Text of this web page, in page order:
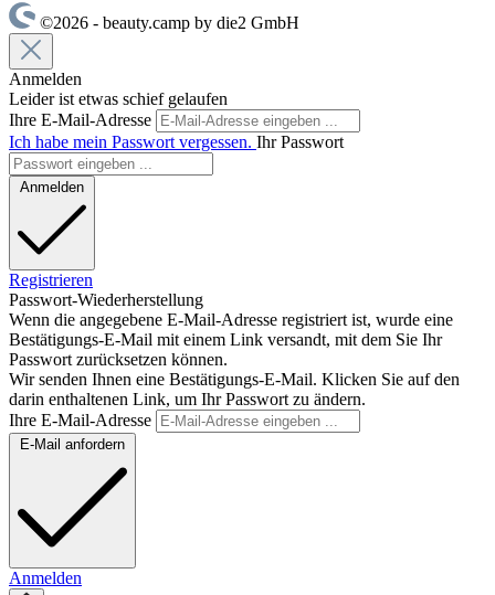
©2026 - beauty.camp by die2 GmbH
Anmelden
Leider ist etwas schief gelaufen
Ihre E-Mail-Adresse
Ich habe mein Passwort vergessen. Ihr Passwort
Anmelden
Registrieren
Passwort-Wiederherstellung
Wenn die angegebene E-Mail-Adresse registriert ist, wurde eine
Bestätigungs-E-Mail mit einem Link versandt, mit dem Sie Ihr
Passwort zurücksetzen können.
Wir senden Ihnen eine Bestätigungs-E-Mail. Klicken Sie auf den
darin enthaltenen Link, um Ihr Passwort zu ändern.
Ihre E-Mail-Adresse
E-Mail anfordern
Anmelden